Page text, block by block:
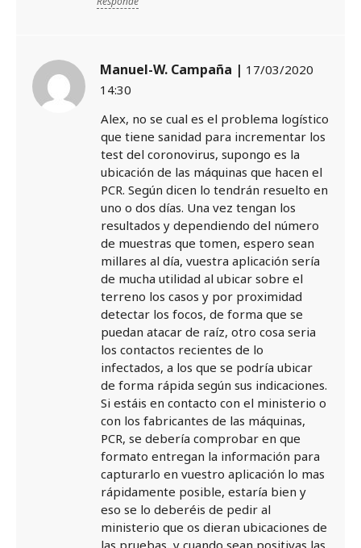
Manuel-W. Campaña | 17/03/2020
14:30
Alex, no se cual es el problema logístico
que tiene sanidad para incrementar los
test del coronovirus, supongo es la
ubicación de las máquinas que hacen el
PCR. Según dicen lo tendrán resuelto en
uno o dos días. Una vez tengan los
resultados y dependiendo del número
de muestras que tomen, espero sean
millares al día, vuestra aplicación sería
de mucha utilidad al ubicar sobre el
terreno los casos y por proximidad
detectar los focos, de forma que se
puedan atacar de raíz, otro cosa seria
los contactos recientes de lo
infectados, a los que se podría ubicar
de forma rápida según sus indicaciones.
Si estáis en contacto con el ministerio o
con los fabricantes de las máquinas,
PCR, se debería comprobar en que
formato entregan la información para
capturarlo en vuestro aplicación lo mas
rápidamente posible, estaría bien y
eso se lo deberéis de pedir al
ministerio que os dieran ubicaciones de
las pruebas, y cuando sean positivas las